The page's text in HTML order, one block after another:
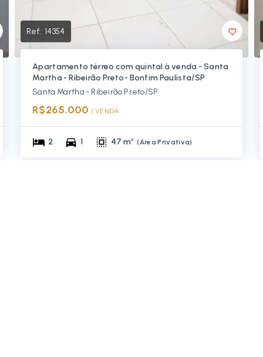
Ref.: 14354
Apartamento térreo com quintal à venda - Santa
Martha - Ribeirão Preto- Bonfim Paulista/SP
Santa Martha - Ribeirão Preto/SP
R$265.000 / VENDA
2 1 47 m² (Área Privativa)